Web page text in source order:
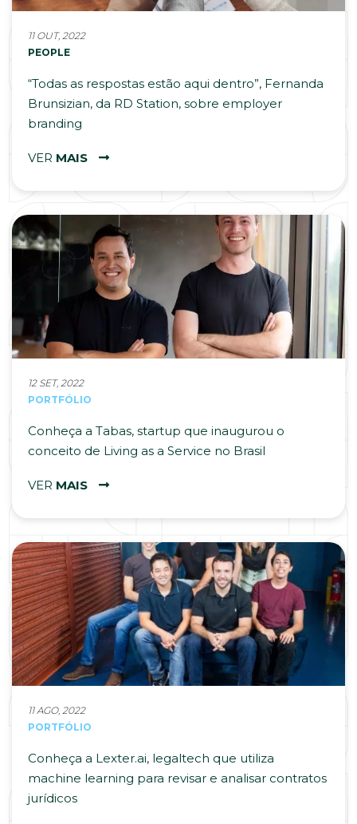
11 OUT, 2022
PEOPLE
“Todas as respostas estão aqui dentro”, Fernanda
Brunsizian, da RD Station, sobre employer
branding
VER MAIS
12 SET, 2022
PORTFÓLIO
Conheça a Tabas, startup que inaugurou o
conceito de Living as a Service no Brasil
VER MAIS
11 AGO, 2022
PORTFÓLIO
Conheça a Lexter.ai, legaltech que utiliza
machine learning para revisar e analisar contratos
jurídicos